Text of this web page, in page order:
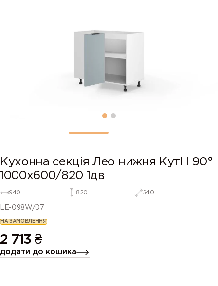
Кухонна секція Лео нижня КутН 90°
1000х600/820 1дв
940 820 540
LE-098W/07
НА ЗАМОВЛЕННЯ
2 713 ₴
додати до кошика